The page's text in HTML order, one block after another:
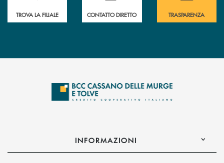
TROVA LA FILIALE CONTATTO DIRETTO TRASPARENZA
INFORMAZIONI